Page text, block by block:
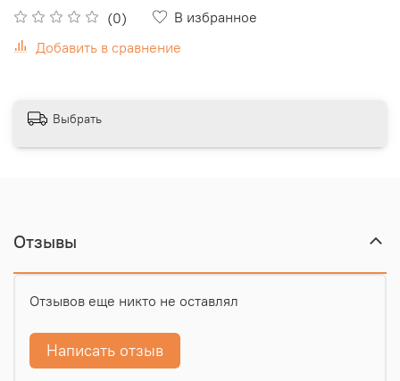
(0)
В избранное
Добавить в сравнение
Выбрать
Отзывы
Отзывов еще никто не оставлял
Написать отзыв